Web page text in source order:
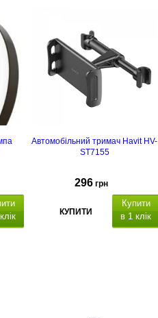
Автомобільний тримач Havit HV-
ST7155
296 грн
КУПИТИ
Купити
в 1 клік